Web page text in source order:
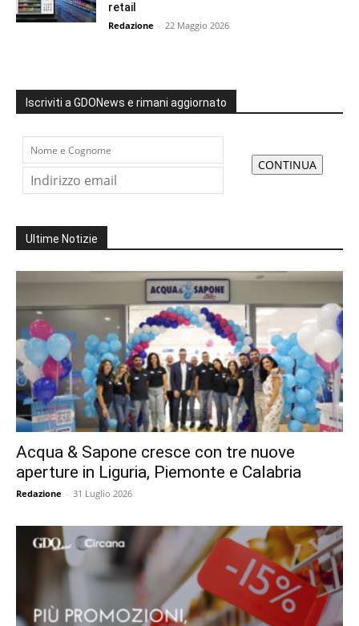
retail
Redazione - 22 Maggio 2026
Iscriviti a GDONews e rimani aggiornato
Ultime Notizie
Acqua & Sapone cresce con tre nuove
aperture in Liguria, Piemonte e Calabria
Redazione - 31 Luglio 2026